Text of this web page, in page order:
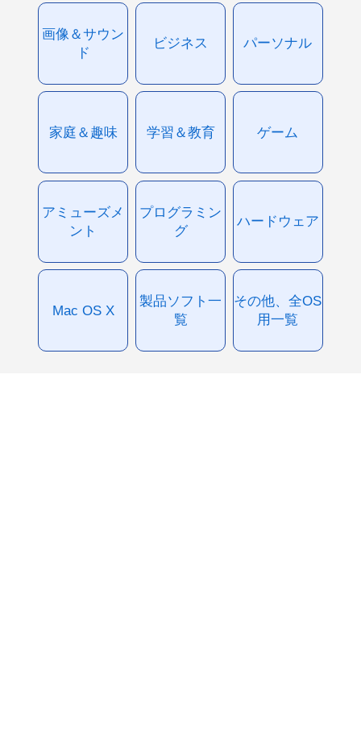
画像＆サウン
ド
ビジネス パーソナル
家庭＆趣味 学習＆教育 ゲーム
アミューズメ
ント
プログラミン
グ
ハードウェア
Mac OS X
製品ソフト一
覧
その他、全OS
用一覧